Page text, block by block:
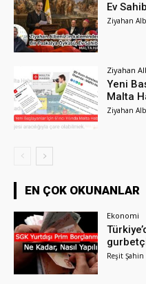
Ev
Ziyahan
Ziyahan
Yeni
Malta
Ziyahan
EN ÇOK OKUNANLAR
Ekonomi
Reşit Şahin